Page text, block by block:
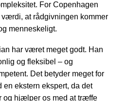
For Copenhagen
at rådgivningen kommer
menneskeligt.
har været meget godt. Han
og fleksibel – og
Det betyder meget for
en ekstern ekspert, da det
og hjælper os med at træffe